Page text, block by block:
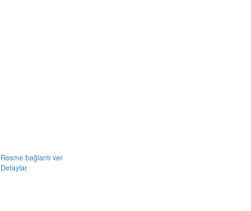
Resme bağlantı ver
Detaylar